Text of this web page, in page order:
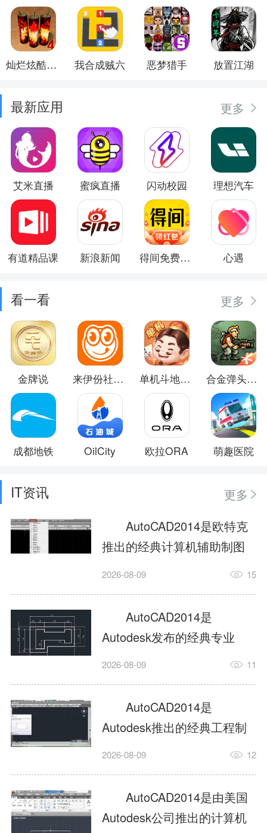
灿烂炫酷模拟器 我合成贼六 恶梦猎手 放置江湖
最新应用 更多
艾米直播 蜜疯直播 闪动校园 理想汽车
有道精品课 新浪新闻 得间免费小说 心遇
看一看 更多
金牌说 来伊份社区购 单机斗地主闯关版 合金弹头：觉醒
成都地铁 OilCity 欧拉ORA 萌趣医院
IT资讯
更多
AutoCAD2014是欧特克
推出的经典计算机辅助制图
工具，主打稳定2D施工图绘
行业工程设计。版本新增图
纸标签页、实景地理地图、
协同设计交流模块，优化命
令行智能纠错与图层批量管
理，支持Win8触屏操作、点
云扫描数据导入，兼容各类
DWG图纸格式，文件互通...
2026-08-09 15
AutoCAD2014是
Autodesk发布的经典专业
CAD制图设计软件，是工程
绘图工具。软件专注精准二
维绘图、图纸编辑、参数化
设计及基础三维建模，广泛
应用于建筑设计、机械制
造、土木工程、室内设计等
多个行业。软件优化绘图流
畅度与文件兼容性，支持参
2026-08-09 11
AutoCAD2014是
Autodesk推出的经典工程制
图设计软件，主打高效精准
建模作业，适配建筑、机
械、市政、室内设计等多行
业场景。软件优化运行机制
2026-08-09 12
AutoCAD2014是由美国
Autodesk公司推出的计算机